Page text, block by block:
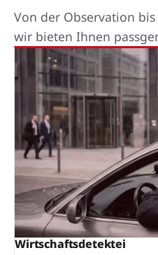
Von der Observation
wir bieten Ihnen
Wirtschaftsdetektei